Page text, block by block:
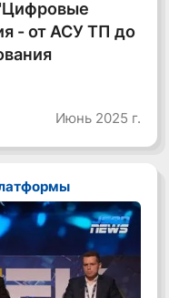
- от АСУ ТП до
Июнь 2025 г.